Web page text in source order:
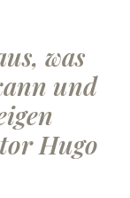
was
und
Hugo